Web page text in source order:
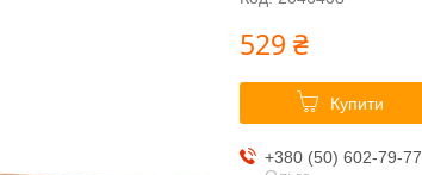
529 ₴
Купити
+380 (50) 602-79-77